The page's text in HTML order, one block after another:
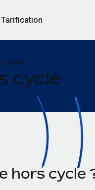
Tarification
RH
cycle
hors cycle